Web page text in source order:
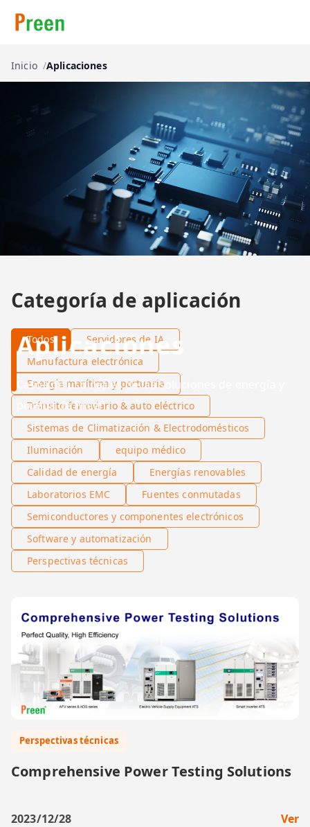
Inicio Aplicaciones
Aplicaciones
Casos de uso reales de las soluciones de energía y
prueba de Preen.
Categoría de aplicación
Todos
Servidores de IA
Manufactura electrónica
Energía marítima y portuaria
Tránsito ferroviario & auto eléctrico
Sistemas de Climatización & Electrodomésticos
Iluminación
equipo médico
Calidad de energía
Energías renovables
Laboratorios EMC
Fuentes conmutadas
Semiconductores y componentes electrónicos
Software y automatización
Perspectivas técnicas
Perspectivas técnicas
Comprehensive Power Testing Solutions
2023/12/28 Ver